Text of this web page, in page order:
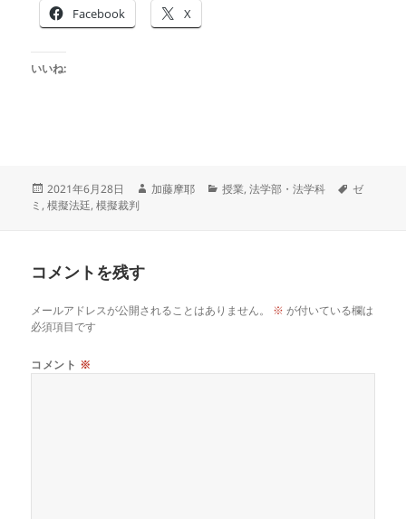
Facebook X
いいね:
投
稿
2021年6月28日
作
加藤摩耶
カ
授業,法学部・法学科
タ
ゼ
ミ,模擬法廷,模擬裁判
コメントを残す
メールアドレスが公開されることはありません。 ※ が付いている欄は
必須項目です
コメント ※